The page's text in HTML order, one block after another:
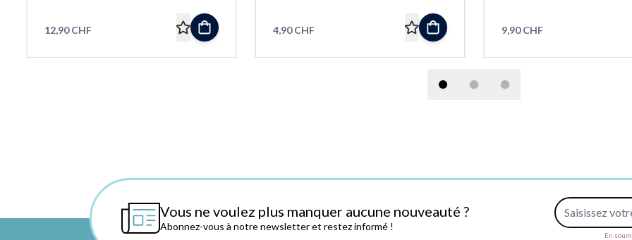
12,90 CHF 4,90 CHF 9,90 CHF
Vous ne voulez plus manquer aucune nouveauté ?
Abonnez-vous à notre newsletter et restez informé !
Adresse e-mail
En